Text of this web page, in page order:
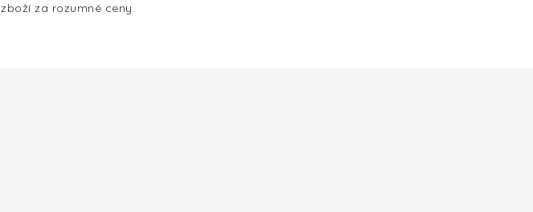
zboží za rozumné ceny.